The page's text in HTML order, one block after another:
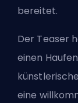
bereitet.
Der Teaser
einen
eine